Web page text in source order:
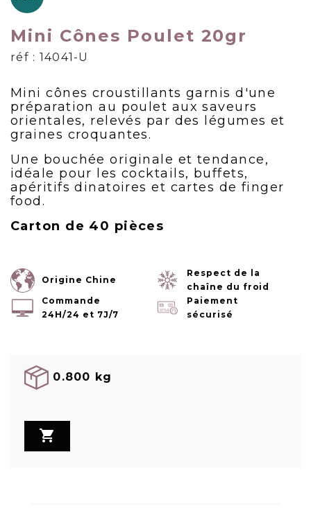
Mini Cônes Poulet 20gr
réf : 14041-U
Mini cônes croustillants garnis d'une
préparation au poulet aux saveurs
orientales, relevés par des légumes et
graines croquantes.
Une bouchée originale et tendance,
idéale pour les cocktails, buffets,
apéritifs dinatoires et cartes de finger
food.
Carton de 40 pièces
Origine Chine
Respect de la
chaîne du froid
Commande
24H/24 et 7J/7
Paiement
sécurisé
0.800 kg
